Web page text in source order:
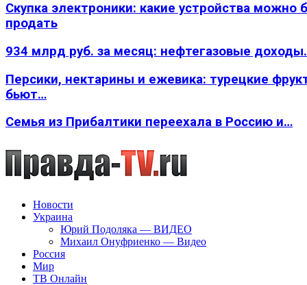
Скупка электроники: какие устройства можно
продать
934 млрд руб. за месяц: нефтегазовые
Персики, нектарины и ежевика: турецкие
бьют…
Семья из Прибалтики переехала в Россию и…
Новости
Украина
Юрий Подоляка — ВИДЕО
Михаил Онуфриенко — Видео
Россия
Мир
ТВ Онлайн